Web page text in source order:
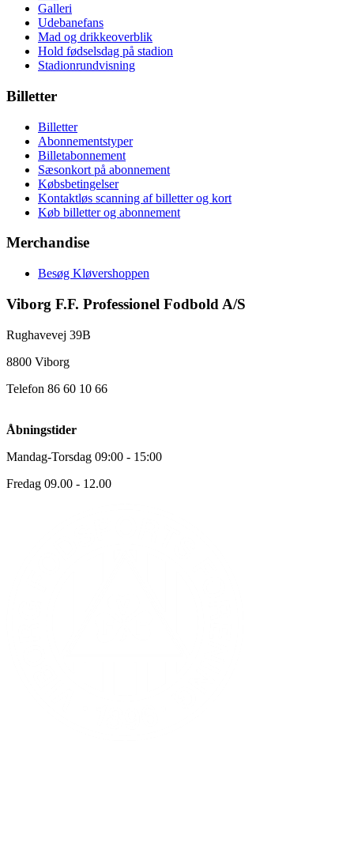
Galleri
Udebanefans
Mad og drikkeoverblik
Hold fødselsdag på stadion
Stadionrundvisning
Billetter
Billetter
Abonnementstyper
Billetabonnement
Sæsonkort på abonnement
Købsbetingelser
Kontaktløs scanning af billetter og kort
Køb billetter og abonnement
Merchandise
Besøg Kløvershoppen
Viborg F.F. Professionel Fodbold A/S
Rughavevej 39B
8800 Viborg
Telefon 86 60 10 66
Åbningstider
Mandag-Torsdag 09:00 - 15:00
Fredag 09.00 - 12.00